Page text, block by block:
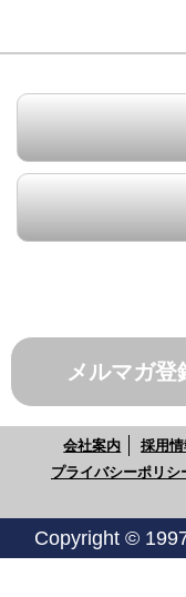
メルマガ登
会社案内 採用情
プライバシーポリシ
Copyright ©